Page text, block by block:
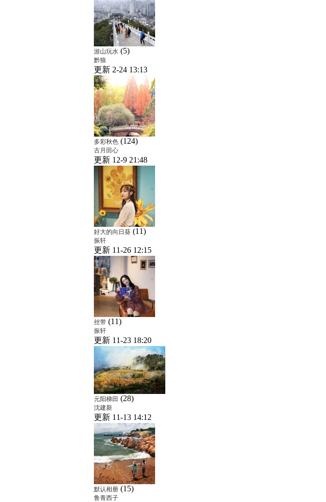
游山玩水 (5)
黔狼
更新 2-24 13:13
多彩秋色 (124)
古月田心
更新 12-9 21:48
好大的向日葵 (11)
振轩
更新 11-26 12:15
丝带 (11)
振轩
更新 11-23 18:20
元阳梯田 (28)
沈建新
更新 11-13 14:12
默认相册 (15)
鲁青西子